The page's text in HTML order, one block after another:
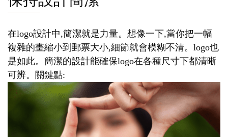
在logo設計中,簡潔就是力量。想像一下,當你把一幅
複雜的畫縮小到郵票大小,細節就會模糊不清。logo也
是如此。簡潔的設計能確保logo在各種尺寸下都清晰
可辨。關鍵點: